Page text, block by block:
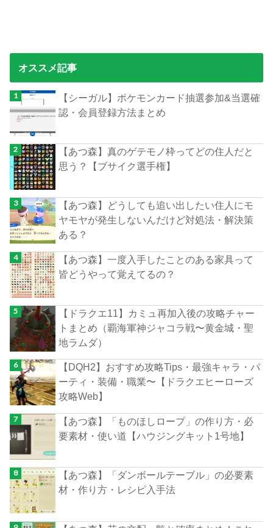
オススメ記事
【シーガル】ポケモンカード抽選参加&当選確
認・会員登録方法まとめ
【あつ森】真のゲテモノ枠ってどの住人だと
思う？【ブサイク選手権】
【あつ森】どうしても追い出したい住人にモ
ヤモヤが発生しないんだけど対処法・解決策
ある？
【あつ森】一度入手したことのある家具って
皆どうやって覚えてるの？
【ドラクエ11】カミュ再加入後の攻略チャー
トまとめ（覇海軍神ジャコラ戦〜黄金城・聖
地ラムダ）
【DQH2】おすすめ攻略Tips・最強キャラ・パ
ーティ・装備・職業〜【ドラクエヒーローズ
攻略Web】
【あつ森】「ものほしロープ」の作り方・必
要素材・使い道【ハウジングキット1号地】
【あつ森】「ダンボールテーブル」の必要素
材・作り方・レシピ入手法